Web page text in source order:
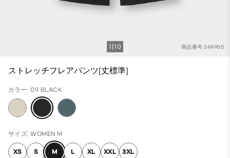
商品番号:349950
1 10
ストレッチフレアパンツ(丈標準)
カラー: 09 BLACK
サイズ: WOMEN M
XS S M L XL XXL 3XL